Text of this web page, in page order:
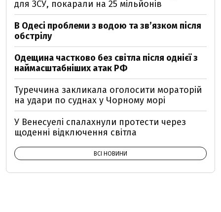
для ЗСУ, покарали на 25 мільйонів
В Одесі проблеми з водою та звʼязком після
обстрілу
Одещина частково без світла після однієї з
наймасштабніших атак РФ
Туреччина закликала оголосити мораторій
на удари по суднах у Чорному морі
У Венесуелі спалахнули протести через
щоденні відключення світла
ВСІ НОВИНИ